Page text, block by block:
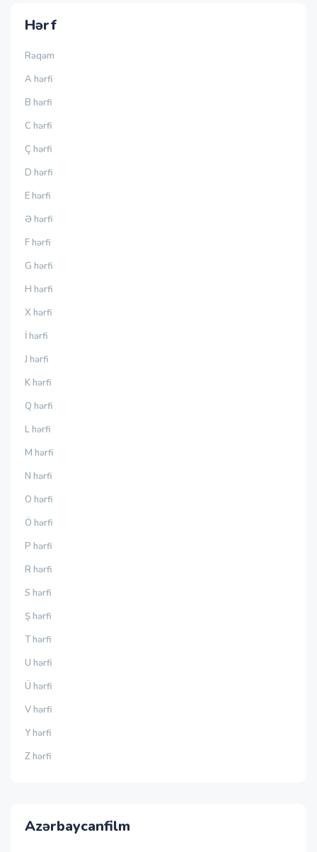
Hərf
Rəqəm
A hərfi
B hərfi
C hərfi
Ç hərfi
D hərfi
E hərfi
Ə hərfi
F hərfi
G hərfi
H hərfi
X hərfi
İ hərfi
J hərfi
K hərfi
Q hərfi
L hərfi
M hərfi
N hərfi
O hərfi
Ö hərfi
P hərfi
R hərfi
S hərfi
Ş hərfi
T hərfi
U hərfi
Ü hərfi
V hərfi
Y hərfi
Z hərfi
Azərbaycanfilm